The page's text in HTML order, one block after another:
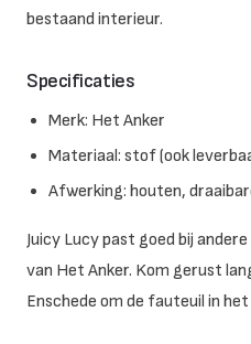
bestaand interieur.
Specificaties
Merk: Het Anker
Materiaal: stof (ook
Afwerking: houten,
Juicy Lucy past goed bij
van Het Anker. Kom gerust
Enschede om de fauteuil in